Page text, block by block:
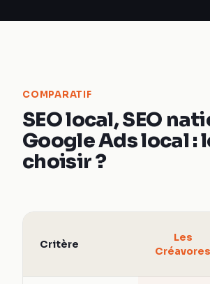
COMPARATIF
SEO local, SEO
Google Ads local :
choisir ?
Critère
Les
Créavores